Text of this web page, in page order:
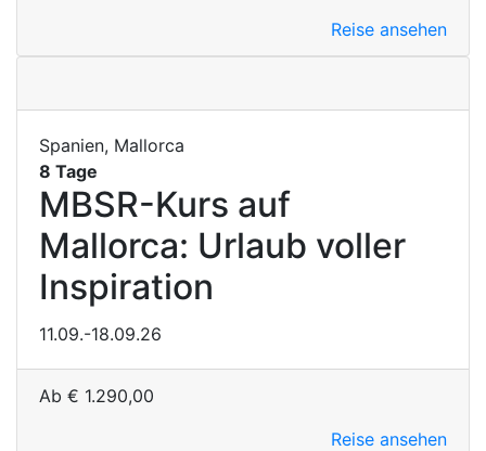
Reise ansehen
Spanien, Mallorca
8 Tage
MBSR-Kurs auf
Mallorca: Urlaub voller
Inspiration
11.09.-18.09.26
Ab € 1.290,00
Reise ansehen